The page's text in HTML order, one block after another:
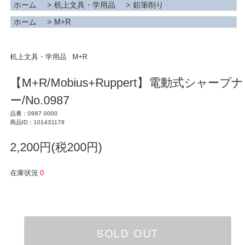
ホーム > 机上文具・学用品 > 鉛筆削り
ホーム
> M+R
机上文具・学用品 M+R
【M+R/Mobius+Ruppert】電動式シャープナ
ー/No.0987
品番：0987 0000
商品ID：101431178
2,200円(税200円)
在庫状況 0
SOLD OUT